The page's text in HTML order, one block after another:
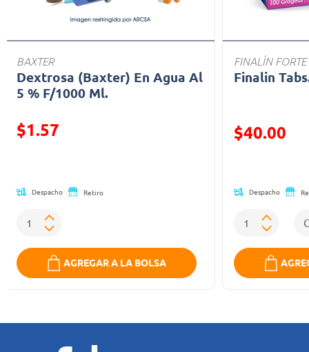
BAXTER
Dextrosa (Baxter) En Agua Al
5 % F/1000 Ml.
$1.57
Despacho Retiro
AGREGAR A LA BOLSA
FINALÍN FORTE
Finalin
Precio
$40.00
Despacho